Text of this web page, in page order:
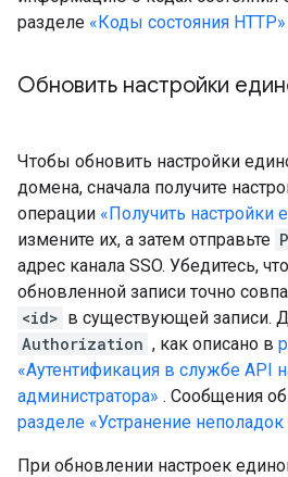
разделе «Коды состояния HTTP»
Обновить настройки
Чтобы обновить настройки
домена, сначала получите
операции «Получить настройки
измените их, а затем отправьте
адрес канала SSO. Убедитесь,
обновленной записи точно
<id> в существующей записи.
Authorization , как описано в
«Аутентификация в службе API
администратора» . Сообщения
разделе «Устранение неполадок
При обновлении настроек